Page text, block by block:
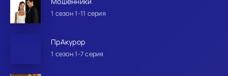
1 сезон 1-11 серия
ПрАкурор
1 сезон 1-7 серия